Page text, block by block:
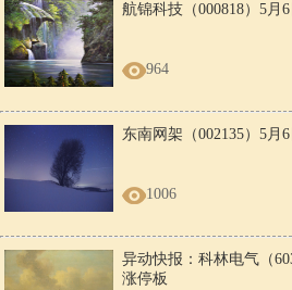
航锦科技（000818）5月
964
东南网架（002135）5月
1006
异动快报：科林电气（
涨停板